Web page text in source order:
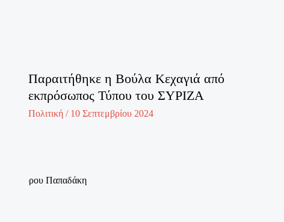
Παραιτήθηκε η Βούλα Κεχαγιά από
εκπρόσωπος Τύπου του ΣΥΡΙΖΑ
Πολιτική / 10 Σεπτεμβρίου 2024